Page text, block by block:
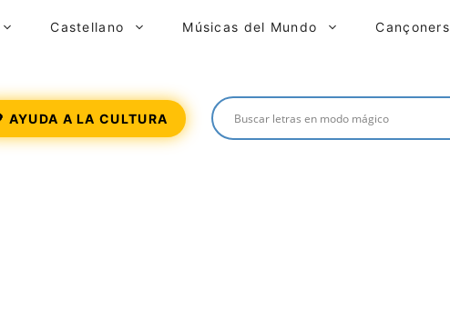
Castellano Músicas del Mundo Cançoners
AYUDA A LA CULTURA